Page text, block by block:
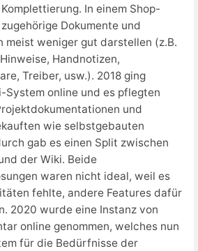
In einem Shop-
Dokumente und
meist weniger gut darstellen (z.B.
Handnotizen,
Treiber, usw.). 2018 ging
System online und es pflegten
und
wie selbstgebauten
gab es einen Split zwischen
der Wiki. Beide
waren nicht ideal, weil es
fehlte, andere Features dafür
2020 wurde eine Instanz von
online genommen, welches nun
für die Bedürfnisse der